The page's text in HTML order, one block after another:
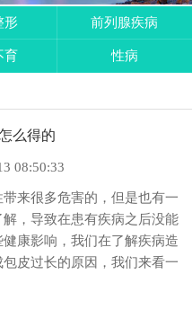
形 前列腺疾病
育 性病
么得的
08:50:33
来很多危害的，但是也有一
，导致在患有疾病之后没能
康影响，我们在了解疾病造
皮过长的原因，我们来看一